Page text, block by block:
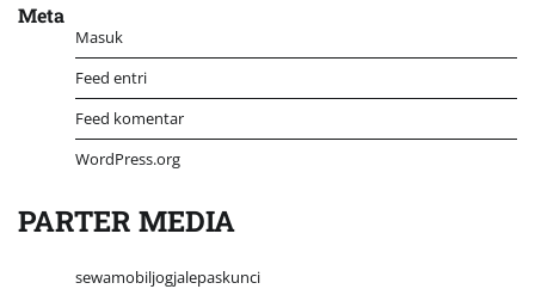
Meta
Masuk
Feed entri
Feed komentar
WordPress.org
PARTER MEDIA
sewamobiljogjalepaskunci